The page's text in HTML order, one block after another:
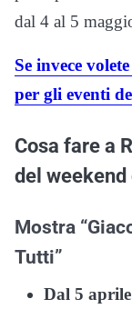
dal 4 al 5
Se invece
per gli eventi
Cosa fare a
del
Mostra
Tutti”
Dal 5